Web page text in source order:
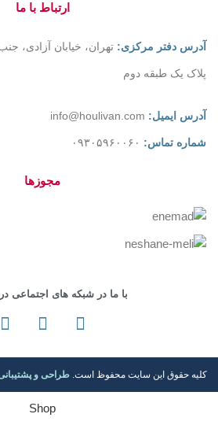
ارتباط با ما
آدرس دفتر مرکزی: تهران، خیابان آزادی،
پلاک یک طبقه دوم
آدرس ایمیل: info@houlivan.com
شماره تماس: ۰۹۳۰۵۹۶۰۰۶۰
مجوزها
با ما در شبکه های اجتماعی
کلیه حقوق این سایت محفوظ است.طراحی و
Shop